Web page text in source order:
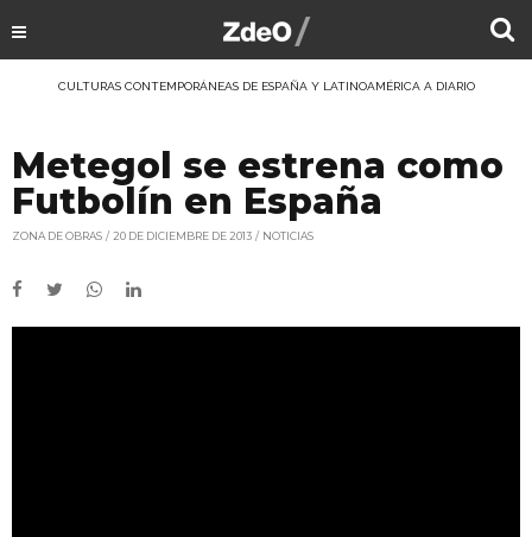
CULTURAS CONTEMPORÁNEAS DE ESPAÑA Y LATINOAMÉRICA A DIARIO
Metegol se estrena como
Futbolín en España
ZONA DE OBRAS 20 DE DICIEMBRE DE 2013 NOTICIAS